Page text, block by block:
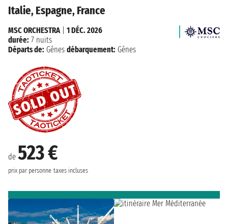
Italie, Espagne, France
de 523 €
prix par personne taxes incluses
MSC ORCHESTRA
1 DÉC. 2026
durée: 7 nuits
Départs de: Gênes débarquement: Gênes